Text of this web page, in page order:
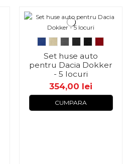
Set huse auto
pentru Dacia Dokker
- 5 locuri
354,00 lei
CUMPARA